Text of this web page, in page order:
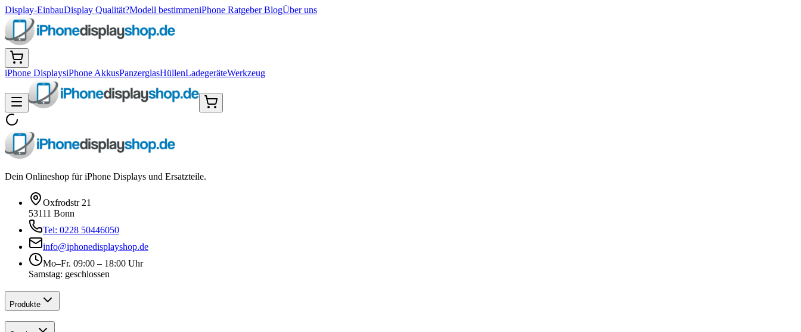
Display-EinbauDisplay Qualität?Modell bestimmeniPhone Ratgeber BlogÜber uns
iPhone DisplaysiPhone AkkusPanzerglasHüllenLadegeräteWerkzeug
Dein Onlineshop für iPhone Displays und Ersatzteile.
Oxfrodstr 21
53111 Bonn
Tel: 0228 50446050
info@iphonedisplayshop.de
Mo–Fr. 09:00 – 18:00 Uhr
Samstag: geschlossen
Produkte